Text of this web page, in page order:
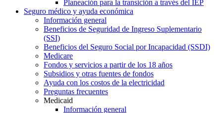
Planeación para la transición a través del IEP
Seguro médico y ayuda económica
Información general
Beneficios de Seguridad de Ingreso Suplementario
(SSI)
Beneficios del Seguro Social por Incapacidad (SSDI)
Medicare
Fondos y servicios a partir de los 18 años
Subsidios y otras fuentes de fondos
Ayuda con los costos de la electricidad
Preguntas frecuentes
Medicaid
Información general